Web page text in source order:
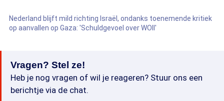
Nederland blijft mild richting Israël, ondanks toenemende kritiek
op aanvallen op Gaza: 'Schuldgevoel over WOII'
Vragen? Stel ze!
Heb je nog vragen of wil je reageren? Stuur ons een
berichtje via de chat.